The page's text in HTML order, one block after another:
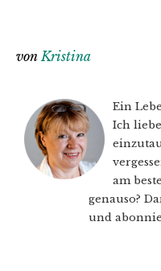
von Kristina
Ein
Ich
am
genauso?
und